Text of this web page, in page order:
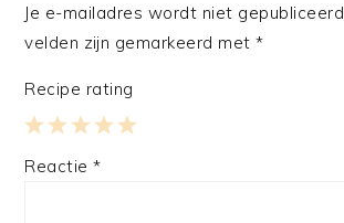
Je e-mailadres wordt niet gepubliceerd.
velden zijn gemarkeerd met*
Recipe rating
4
3
2
1
Reactie*